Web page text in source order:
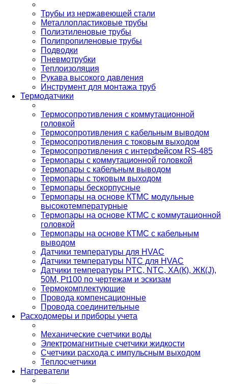
Трубы из нержавеющей стали
Металлопластиковые трубы
Полиэтиленовые трубы
Полипропиленовые трубы
Подводки
Пневмотрубки
Теплоизоляция
Рукава высокого давления
Инструмент для монтажа труб
Термодатчики
Термосопротивления с коммутационной
головкой
Термосопротивления с кабельным выводом
Термосопротивления с токовым выходом
Термосопротивления с интерфейсом RS-485
Термопары с коммутационной головкой
Термопары с кабельным выводом
Термопары с токовым выходом
Термопары бескорпусные
Термопары на основе КТМС модульные
высокотемпературные
Термопары на основе КТМС с коммутационной
головкой
Термопары на основе КТМС с кабельным
выводом
Датчики температуры для HVAC
Датчики температуры NTC для HVAC
Датчики температуры PTС, NTC, ХА(К), ЖК(J),
50М, Pt100 по чертежам и эскизам
Термокомплектующие
Провода компенсационные
Провода соединительные
Расходомеры и приборы учета
Механические счетчики воды
Электромагнитные счетчики жидкости
Счетчики расхода с импульсным выходом
Теплосчетчики
Нагреватели